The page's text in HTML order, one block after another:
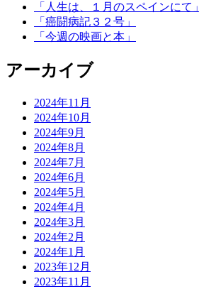
「人生は、１月のスペインにて」
「癌闘病記３２号」
「今週の映画と本」
アーカイブ
2024年11月
2024年10月
2024年9月
2024年8月
2024年7月
2024年6月
2024年5月
2024年4月
2024年3月
2024年2月
2024年1月
2023年12月
2023年11月